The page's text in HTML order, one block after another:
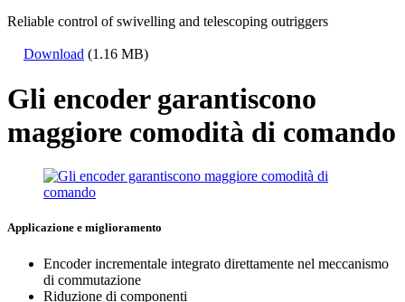
Reliable control of swivelling and telescoping outriggers
Download (1.16 MB)
Gli encoder garantiscono
maggiore comodità di comando
Applicazione e miglioramento
Encoder incrementale integrato direttamente nel meccanismo
di commutazione
Riduzione di componenti